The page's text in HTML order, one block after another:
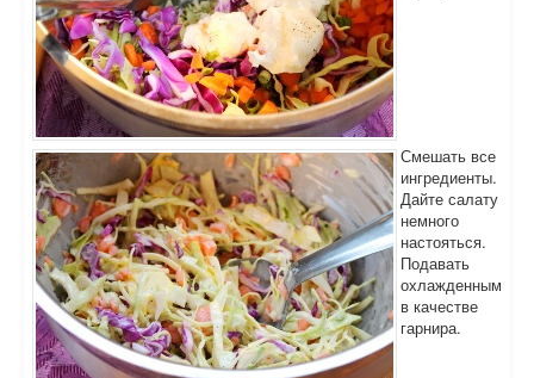
Смешать все
ингредиенты.
Дайте салату
немного
настояться.
Подавать
охлажденным
в качестве
гарнира.